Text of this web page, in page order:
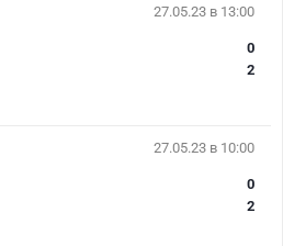
27.05.23 в 13:00
0
2
27.05.23 в 10:00
0
2